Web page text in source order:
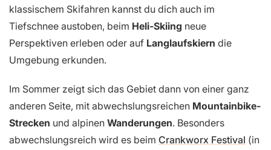
klassischem Skifahren kannst du dich auch im
Tiefschnee austoben, beim Heli-Skiing neue
Perspektiven erleben oder auf Langlaufskiern die
Umgebung erkunden.
Im Sommer zeigt sich das Gebiet dann von einer ganz
anderen Seite, mit abwechslungsreichen Mountainbike-
Strecken und alpinen Wanderungen. Besonders
abwechslungsreich wird es beim Crankworx Festival (in